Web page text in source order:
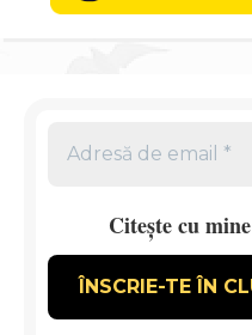
Citește cu mine